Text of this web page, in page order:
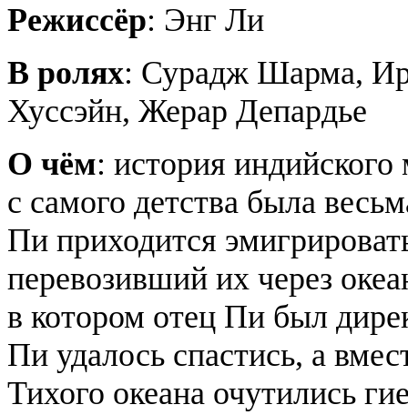
Режиссёр: Энг Ли
В ролях: Сурадж Шарма,
Хуссэйн, Жерар Депардье
О чём: история
с самого детства была
Пи приходится
перевозивший их через
в котором отец Пи был
Пи удалось спастись, а
Тихого океана очутились